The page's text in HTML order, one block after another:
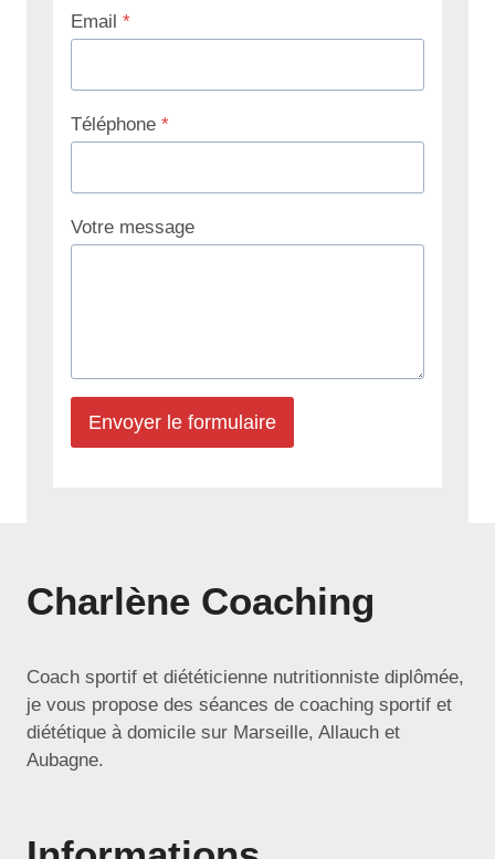
Email *
Téléphone *
Votre message
Envoyer le formulaire
Charlène Coaching
Coach sportif et diététicienne nutritionniste diplômée,
je vous propose des séances de coaching sportif et
diététique à domicile sur Marseille, Allauch et
Aubagne.